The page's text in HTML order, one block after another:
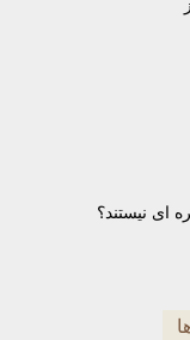
ای نیستند؟